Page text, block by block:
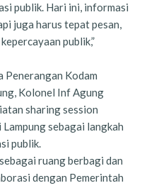
publik. Hari ini, informasi
juga harus tepat pesan,
publik,”
Penerangan Kodam
Kolonel Inf Agung
sharing session
sebagai langkah
publik.
ruang berbagi dan
dengan Pemerintah